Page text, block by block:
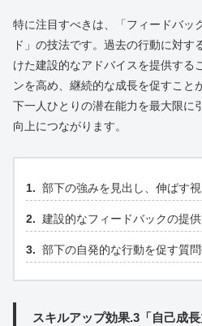
特に注目すべきは、「フィードバッ
ド」の技法です。過去の行動に対す
けた建設的なアドバイスを提供する
ンを高め、継続的な成長を促すこと
下一人ひとりの潜在能力を最大限に
向上につながります。
部下の強みを見出し、伸ばす
建設的なフィードバックの提
部下の自発的な行動を促す質
スキルアップ効果.3「自己成長